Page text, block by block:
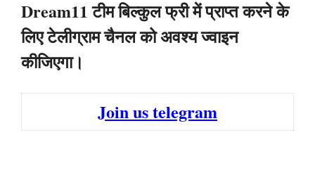
Dream11 टीम बिल्कुल फ्री में प्राप्त करने के
लिए टेलीग्राम चैनल को अवश्य ज्वाइन
कीजिएगा।
Join us telegram